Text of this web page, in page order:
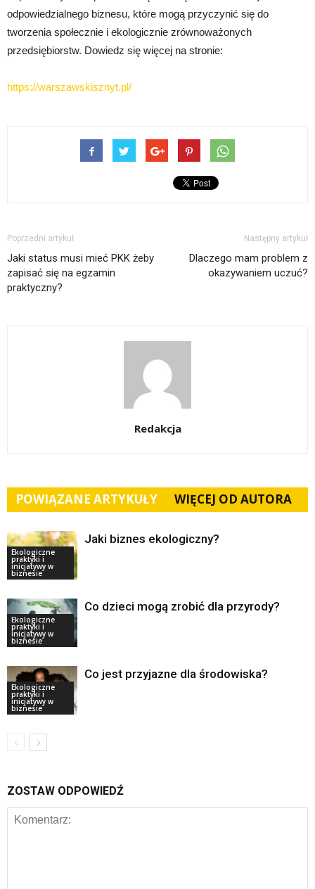
odpowiedzialnego biznesu, które mogą przyczynić się do
tworzenia społecznie i ekologicznie zrównoważonych
przedsiębiorstw. Dowiedz się więcej na stronie:
https://warszawskisznyt.pl/
Poprzedni artykuł
Jaki status musi mieć PKK żeby
zapisać się na egzamin
praktyczny?
Następny artykuł
Dlaczego mam problem z
okazywaniem uczuć?
Redakcja
POWIĄZANE ARTYKUŁY WIĘCEJ OD AUTORA
Ekologiczne
praktyki i
inicjatywy w
biznesie
Jaki biznes ekologiczny?
Ekologiczne
praktyki i
inicjatywy w
biznesie
Co dzieci mogą zrobić dla przyrody?
Ekologiczne
praktyki i
inicjatywy w
biznesie
Co jest przyjazne dla środowiska?
ZOSTAW ODPOWIEDŹ